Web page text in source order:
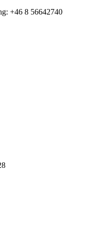
+46 8 56642740